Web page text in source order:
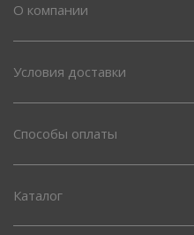
О компании
Условия доставки
Способы оплаты
Каталог